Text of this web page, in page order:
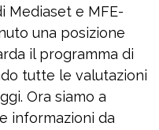
Mediaset e MFE-
una posizione
il programma di
tutte le valutazioni
Ora siamo a
informazioni da